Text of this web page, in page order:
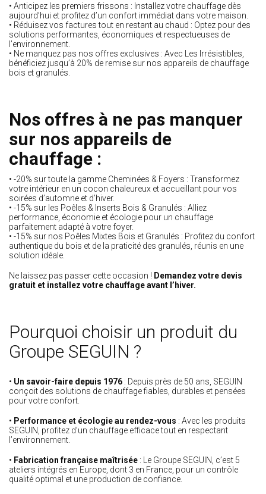
• Anticipez les premiers frissons : Installez votre chauffage dès
aujourd’hui et profitez d’un confort immédiat dans votre maison.
• Réduisez vos factures tout en restant au chaud : Optez pour des
solutions performantes, économiques et respectueuses de
l’environnement.
• Ne manquez pas nos offres exclusives : Avec Les Irrésistibles,
bénéficiez jusqu’à 20% de remise sur nos appareils de chauffage
bois et granulés.
Nos offres à ne pas manquer
sur nos appareils de
chauffage :
• -20% sur toute la gamme Cheminées & Foyers : Transformez
votre intérieur en un cocon chaleureux et accueillant pour vos
soirées d’automne et d’hiver.
• -15% sur les Poêles & Inserts Bois & Granulés : Alliez
performance, économie et écologie pour un chauffage
parfaitement adapté à votre foyer.
• -15% sur nos Poêles Mixtes Bois et Granulés : Profitez du confort
authentique du bois et de la praticité des granulés, réunis en une
solution idéale.
Ne laissez pas passer cette occasion ! Demandez votre devis
gratuit et installez votre chauffage avant l’hiver.
Pourquoi choisir un produit du
Groupe SEGUIN ?
• Un savoir-faire depuis 1976 : Depuis près de 50 ans, SEGUIN
conçoit des solutions de chauffage fiables, durables et pensées
pour votre confort.
• Performance et écologie au rendez-vous : Avec les produits
SEGUIN, profitez d’un chauffage efficace tout en respectant
l’environnement.
• Fabrication française maîtrisée : Le Groupe SEGUIN, c’est 5
ateliers intégrés en Europe, dont 3 en France, pour un contrôle
qualité optimal et une production de confiance.